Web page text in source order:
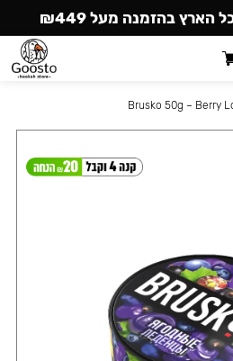
Brusko 50g – Berry
הארץ בהזמנה מעל ₪449